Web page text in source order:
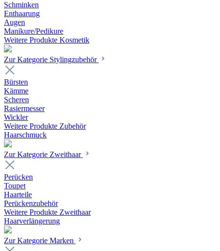
Schminken
Enthaarung
Augen
Manikure/Pedikure
Weitere Produkte Kosmetik
Zur Kategorie Stylingzubehör
Bürsten
Kämme
Scheren
Rasiermesser
Wickler
Weitere Produkte Zubehör
Haarschmuck
Zur Kategorie Zweithaar
Perücken
Toupet
Haarteile
Perückenzubehör
Weitere Produkte Zweithaar
Haarverlängerung
Zur Kategorie Marken